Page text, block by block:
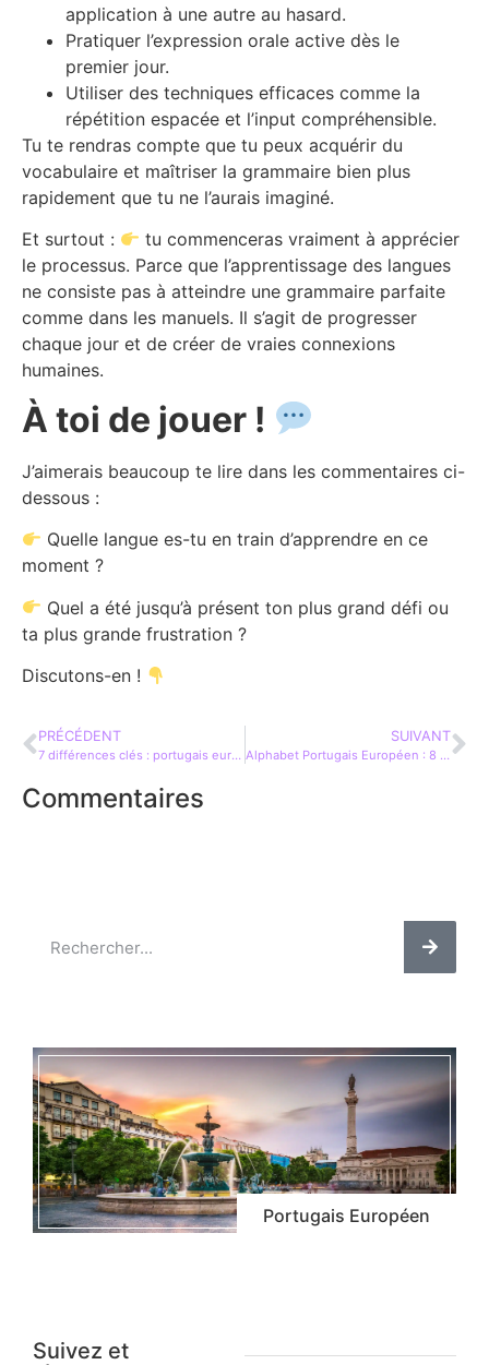
application à une autre au hasard.
Pratiquer l’expression orale active dès le
premier jour.
Utiliser des techniques efficaces comme la
répétition espacée et l’input compréhensible.
Tu te rendras compte que tu peux acquérir du
vocabulaire et maîtriser la grammaire bien plus
rapidement que tu ne l’aurais imaginé.
Et surtout :
tu commenceras vraiment à apprécier
le processus. Parce que l’apprentissage des langues
ne consiste pas à atteindre une grammaire parfaite
comme dans les manuels. Il s’agit de progresser
chaque jour et de créer de vraies connexions
humaines.
À toi de jouer !
J’aimerais beaucoup te lire dans les commentaires ci-
dessous :
Quelle langue es-tu en train d’apprendre en ce
moment ?
Quel a été jusqu’à présent ton plus grand défi ou
ta plus grande frustration ?
Discutons-en !
PRÉCÉDENT
7 différences clés : portugais européen vs portugais brésilien
SUIVANT
Alphabet Portugais Européen : 8 Clés Essentielles
Commentaires
Portugais Européen
Suivez et